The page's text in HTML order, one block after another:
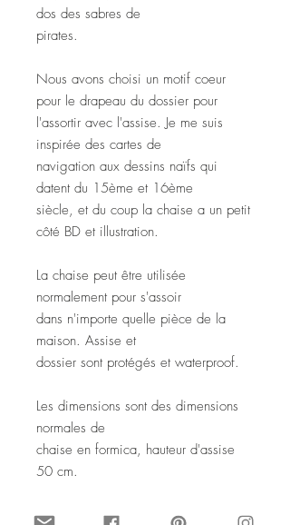
dos des sabres de
pirates.
Nous avons choisi un motif coeur
pour le drapeau du dossier pour
l'assortir avec l'assise. Je me suis
inspirée des cartes de
navigation aux dessins naïfs qui
datent du 15ème et 16ème
siècle, et du coup la chaise a un petit
côté BD et illustration.
La chaise peut être utilisée
normalement pour s'assoir
dans n'importe quelle pièce de la
maison. Assise et
dossier sont protégés et waterproof.
Les dimensions sont des dimensions
normales de
chaise en formica, hauteur d'assise
50 cm.
Si vous le souhaitez, je peux